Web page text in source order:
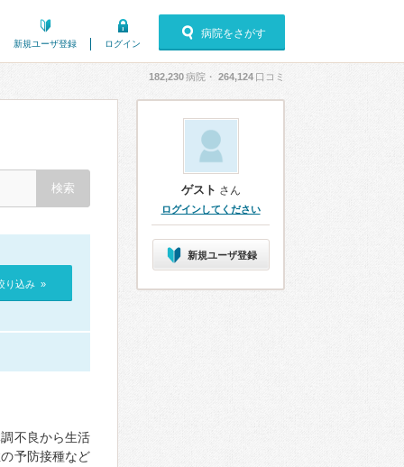
新規ユーザ登録 ログイン
病院をさがす
182,230病院・ 264,124 口コミ
り込み »
不良から生活
予防接種など
ゲスト さん
ログインしてください
新規ユーザ登録